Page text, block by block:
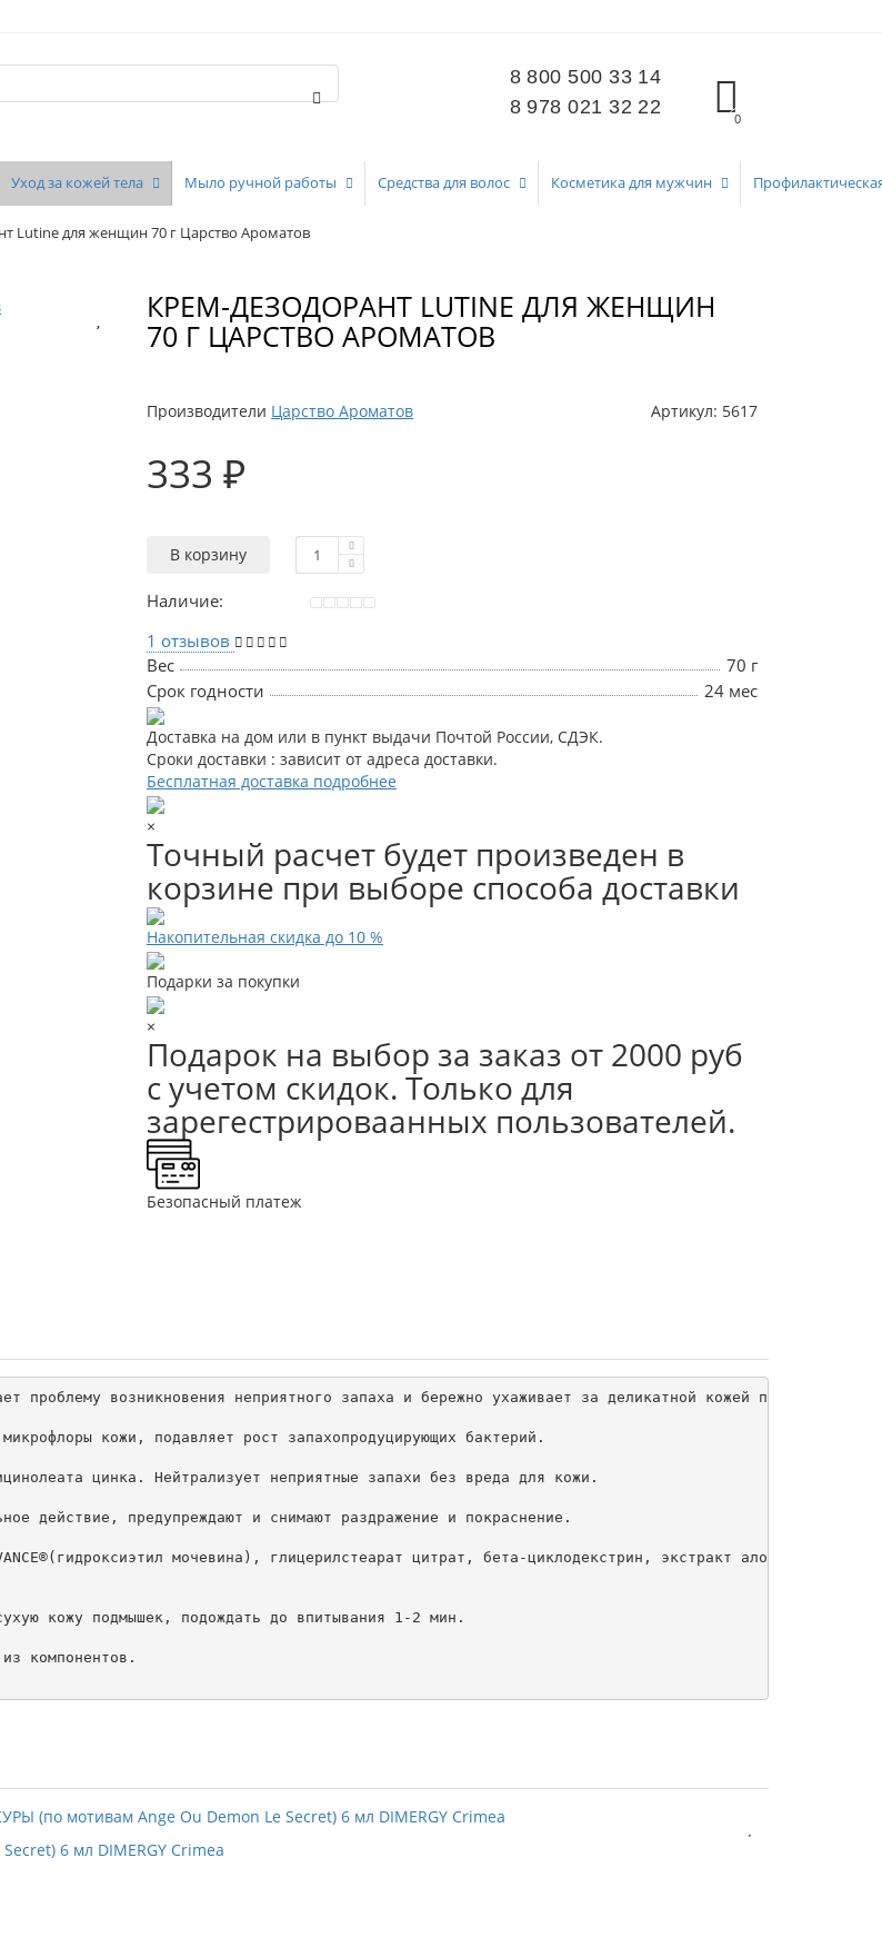
8 800 500 33 14
8 978 021 32 22
0
Уход за кожей тела Мыло ручной работы Средства для волос Косметика для мужчин
Lutine для женщин 70 г Царство Ароматов
КРЕМ-ДЕЗОДОРАНТ LUTINE ДЛЯ ЖЕНЩИН
70 Г ЦАРСТВО АРОМАТОВ
Производители Царство Ароматов Артикул: 5617
333 ₽
В корзину
Наличие:
1 отзывов
Вес
70 г
Срок годности
24 мес
Доставка на дом или в пункт выдачи Почтой России, СДЭК.
Сроки доставки : зависит от адреса доставки.
Бесплатная доставка подробнее
×
Точный расчет будет произведен в
корзине при выборе способа доставки
Накопительная скидка до 10 %
Подарки за покупки
×
Подарок на выбор за заказ от 2000 руб
с учетом скидок. Только для
зарегестрироваанных пользователей.
Безопасный платеж
проблему возникновения неприятного запаха и бережно ухаживает за деликатной кожей
кожи, подавляет рост запахопродуцирующих бактерий.
цинка. Нейтрализует неприятные запахи без вреда для кожи.
действие, предупреждают и снимают раздражение и покраснение.
мочевина), глицерилстеарат цитрат, бета-циклодекстрин, экстракт алоэ,
кожу подмышек, подождать до впитывания 1-2 мин.
компонентов.
6 мл DIMERGY Crimea